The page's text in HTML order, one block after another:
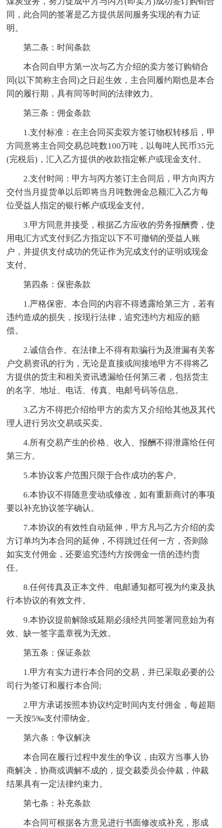
同，此合同的签署是乙方提供居间服务实现的有力证
明。
第二条：时间条款
本合同自甲方第一次与乙方介绍的卖方签订购销合
同(以下简称主合同)之日起生效，主合同履约期也是本合
同的履行期，具有同等时间的法律效力。
第三条：佣金条款
1.支付标准：在主合同买卖双方签订物权转移后，甲
方同意将主合同交易总吨数100万吨，以每吨人民币35元
(完税后)，汇入乙方提供的收款指定帐户或现金支付。
2.支付时间：甲方与丙方签订主合同后，甲方向丙方
交付当月提货单以后即将当月吨数佣金总额汇入乙方每
位受益人指定的银行帐户或现金支付。
3.甲方同意并接受，根据乙方应收的劳务报酬费，使
用电汇方式支付到乙方指定以下不可撤销的受益人账
户，并提供支付成功的凭证作为完成支付的证明或现金
支付。
第四条：保密条款
1.严格保密。本合同的内容不得透露给第三方，若有
违约造成的损失，按现行法律，追究违约方相应的赔
偿。
2.诚信合作。在法律上不得有欺骗行为及泄漏有关客
户交易资讯的行为，无论是直接或间接地甲方不得将乙
方提供的货主和相关资讯透漏给任何第三者，包括货主
的名字、地址、电话、传真、电邮号码等信息。
3.乙方不得把介绍给甲方的卖方又介绍给其他及其代
理人进行另次交易或买卖。
4.所有交易产生的价格、收入、报酬不得泄露给任何
第三方。
5.本协议客户范围只限于合作成功的客户。
6.本协议不得随意变动或修改，如有重新商讨的事项
要以补充协议签字确认。
7.本协议的有效性自动延伸，甲方凡与乙方介绍的卖
方订单均为本合同的延伸，不得跳过任何一方，否则除
如实支付佣金，还要追究违约方按佣金一倍的违约责
任。
8.任何传真及正本文件、电邮通知都可视为约束及执
行本协议的有效文件。
9.本协议提前解除或延期必须经共同签署同意始为有
效、缺一签字盖章视为无效。
第五条：保证条款
1.甲方有实力进行本合同的交易，并已采取必要的公
司行为签订和履行本合同;
2.甲方承诺按照本协议约定时间内支付佣金，每超期
一天按5‰支付滞纳金。
第六条：争议解决
本合同在履行过程中发生的争议，由双方当事人协
商解决，协商或调解不成的，提交裁委员会仲裁，仲裁
结果具有一定法律约束力。
第七条：补充条款
本合同可根据各方意见进行书面修改或补充，形成